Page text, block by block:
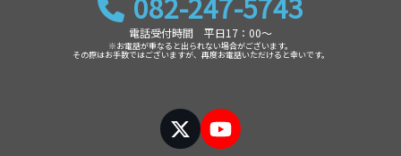
電話受付時間 平日17：00～
※お電話が重なると出られない場合がございます。
その際はお手数ではございますが、再度お電話いただけると幸いです。
TwitterYouTube